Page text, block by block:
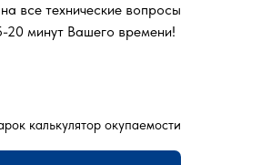
все технические вопросы
20 минут Вашего времени!
калькулятор окупаемости